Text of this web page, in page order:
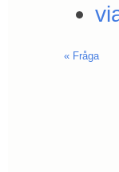
« Fråga